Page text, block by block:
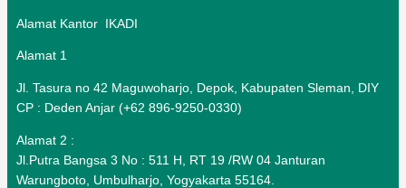
Alamat Kantor IKADI
Alamat 1
Jl. Tasura no 42 Maguwoharjo, Depok, Kabupaten Sleman, DIY
CP : Deden Anjar (+62 896-9250-0330)
Alamat 2 :
Jl.Putra Bangsa 3 No : 511 H, RT 19 /RW 04 Janturan
Warungboto, Umbulharjo, Yogyakarta 55164.